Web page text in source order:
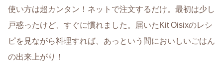
使い方は超カンタン！ネットで注文するだけ。最初は少し
戸惑ったけど、すぐに慣れました。届いたKit Oisixのレシ
ピを見ながら料理すれば、あっという間においしいごはん
の出来上がり！